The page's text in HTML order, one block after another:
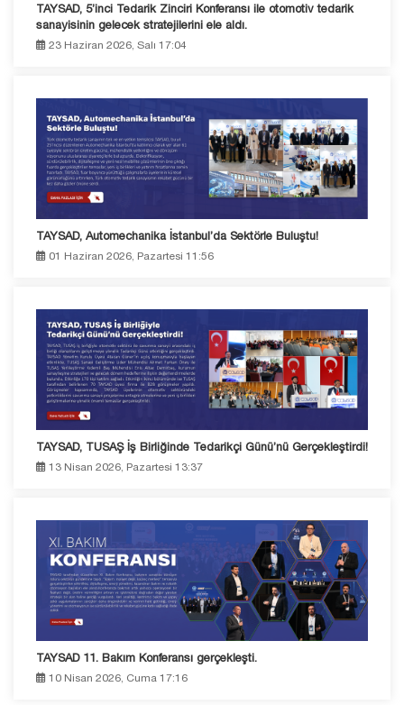
TAYSAD, 5’inci Tedarik Zinciri Konferansı ile otomotiv tedarik
sanayisinin gelecek stratejilerini ele aldı.
23 Haziran 2026, Salı 17:04
TAYSAD, Automechanika İstanbul’da Sektörle Buluştu!
01 Haziran 2026, Pazartesi 11:56
TAYSAD, TUSAŞ İş Birliğinde Tedarikçi Günü’nü Gerçekleştirdi!
13 Nisan 2026, Pazartesi 13:37
TAYSAD 11. Bakım Konferansı gerçekleşti.
10 Nisan 2026, Cuma 17:16